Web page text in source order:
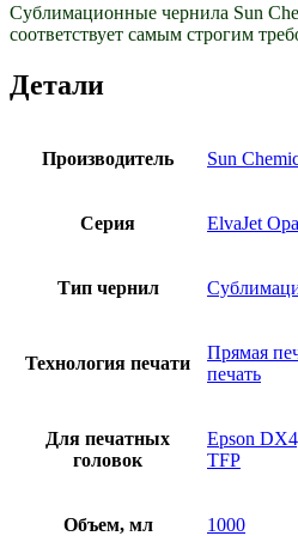
Сублимационные чернила Sun
соответствует самым строгим
Детали
Производитель Sun
Серия ElvaJet
Тип чернил
Технология печати
Прямая
печать
Для печатных
головок
Epson
TFP
Объем, мл 1000